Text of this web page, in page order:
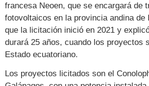
francesa Neoen, que se encargará de
fotovoltaicos en la provincia andina de
que la licitación inició en 2021 y
durará 25 años, cuando los proyectos
Estado ecuatoriano.
Los proyectos licitados son el